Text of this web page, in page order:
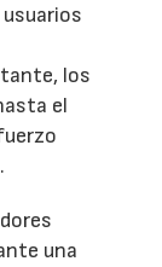
los
el
una